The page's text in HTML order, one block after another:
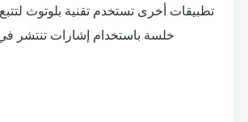
تطبيقات أخرى تستخدم تقنية بلوتوث
خلسة باستخدام إشارات تنتشر